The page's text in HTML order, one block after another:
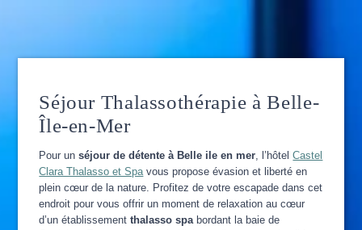
Séjour Thalassothérapie à Belle-
Île-en-Mer
Pour unséjour de détente à Belle ile en mer, l’hôtelCastel
Clara Thalasso et Spavous propose évasion et liberté en
plein cœur de la nature. Profitez de votre escapade dans cet
endroit pour vous offrir un moment de relaxation au cœur
d’un établissementthalasso spabordant la baie de